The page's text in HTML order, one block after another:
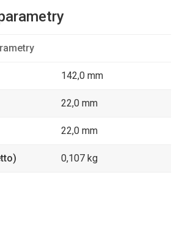
142,0 mm
22,0 mm
22,0 mm
0,107 kg